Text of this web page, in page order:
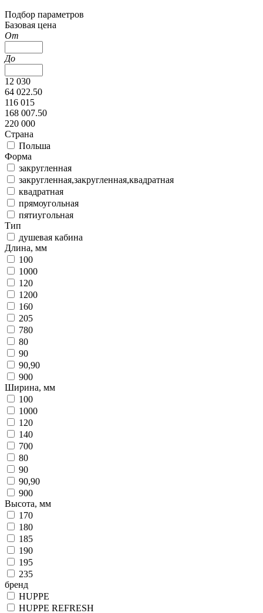
Подбор параметров
Базовая цена
От
До
12 030
64 022.50
116 015
168 007.50
220 000
Страна
Польша
Форма
закругленная
закругленная,закругленная,квадратная
квадратная
прямоугольная
пятиугольная
Тип
душевая кабина
Длина, мм
100
1000
120
1200
160
205
780
80
90
90,90
900
Ширина, мм
100
1000
120
140
700
80
90
90,90
900
Высота, мм
170
180
185
190
195
235
бренд
HUPPE
HUPPE REFRESH